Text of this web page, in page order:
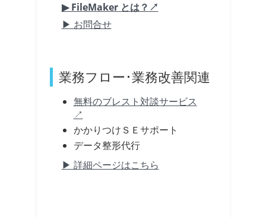
▶ FileMaker とは？↗
▶ お問合せ
業務フロー･業務改善関連
無料のブレスト対談サービス
↗
かかりつけＳＥサポート
データ整形代行
▶ 詳細ページはこちら